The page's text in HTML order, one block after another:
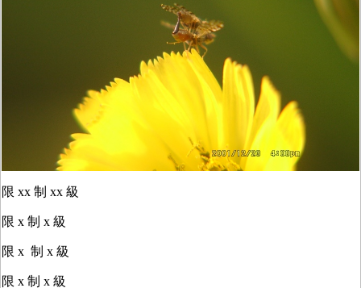
限 xx 制 xx 級
限 x 制 x 級
限 x 制 x 級
限 x 制 x 級